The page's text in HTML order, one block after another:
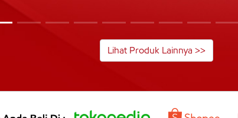
Lihat Produk Lainnya >>